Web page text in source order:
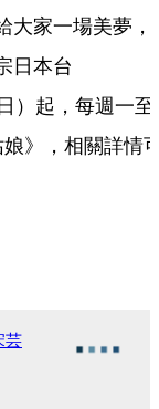
大家一場美夢，
日本台
）起，每週一至
》，相關詳情
芸